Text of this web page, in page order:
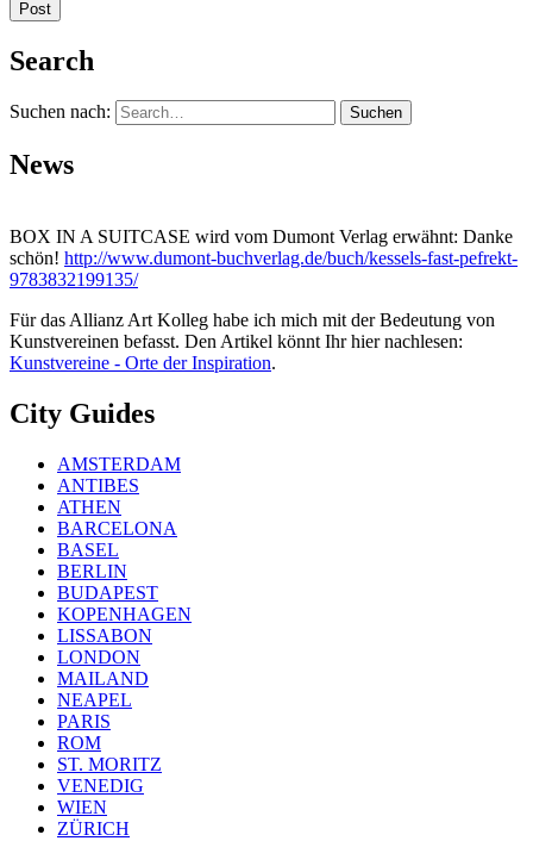
Search
Suchen nach:
News
BOX IN A SUITCASE wird vom Dumont Verlag erwähnt: Danke
schön! http://www.dumont-buchverlag.de/buch/kessels-fast-pefrekt-
9783832199135/
Für das Allianz Art Kolleg habe ich mich mit der Bedeutung von
Kunstvereinen befasst. Den Artikel könnt Ihr hier nachlesen:
Kunstvereine - Orte der Inspiration.
City Guides
AMSTERDAM
ANTIBES
ATHEN
BARCELONA
BASEL
BERLIN
BUDAPEST
KOPENHAGEN
LISSABON
LONDON
MAILAND
NEAPEL
PARIS
ROM
ST. MORITZ
VENEDIG
WIEN
ZÜRICH